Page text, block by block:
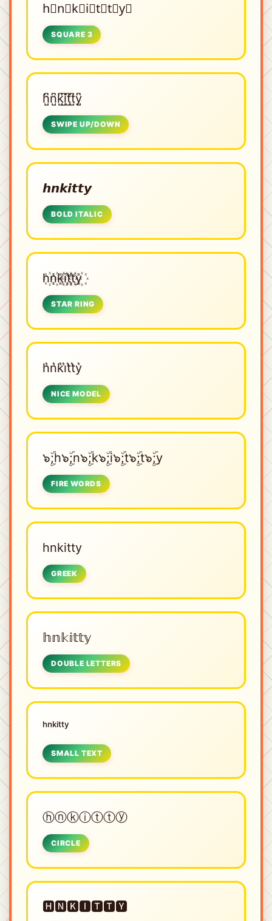
h⃣n⃣k⃣i⃣t⃣t⃣y⃣
SQUARE 3
h̺͆n̺͆k̺͆i̺͆t̺͆t̺͆y̺͆
SWIPE UP/DOWN
𝙝𝙣𝙠𝙞𝙩𝙩𝙮
BOLD ITALIC
h꙰n꙰k꙰i꙰t꙰t꙰y꙰
STAR RING
h͛n͛k͛i͛t͛t͛y͛
NICE MODEL
๖ۣۜ;h๖ۣۜ;n๖ۣۜ;k๖ۣۜ;i๖ۣۜ;t๖ۣۜ;t๖ۣۜ;y
FIRE WORDS
hnkitty
GREEK
𝕙𝕟𝕜𝕚𝕥𝕥𝕪
DOUBLE LETTERS
ʰⁿᵏⁱᵗᵗʸ
SMALL TEXT
ⓗⓝⓚⓘⓣⓣⓨ
CIRCLE
🅷🅽🅺🅸🆃🆃🆈